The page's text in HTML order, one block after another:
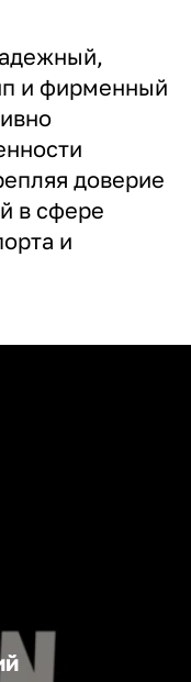
и фирменный
доверие
в сфере
и